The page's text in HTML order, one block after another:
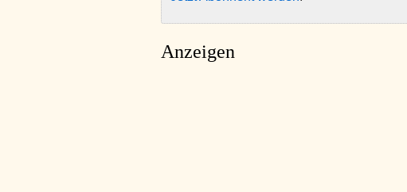
Anzeigen